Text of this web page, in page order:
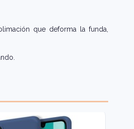
que deforma la funda,